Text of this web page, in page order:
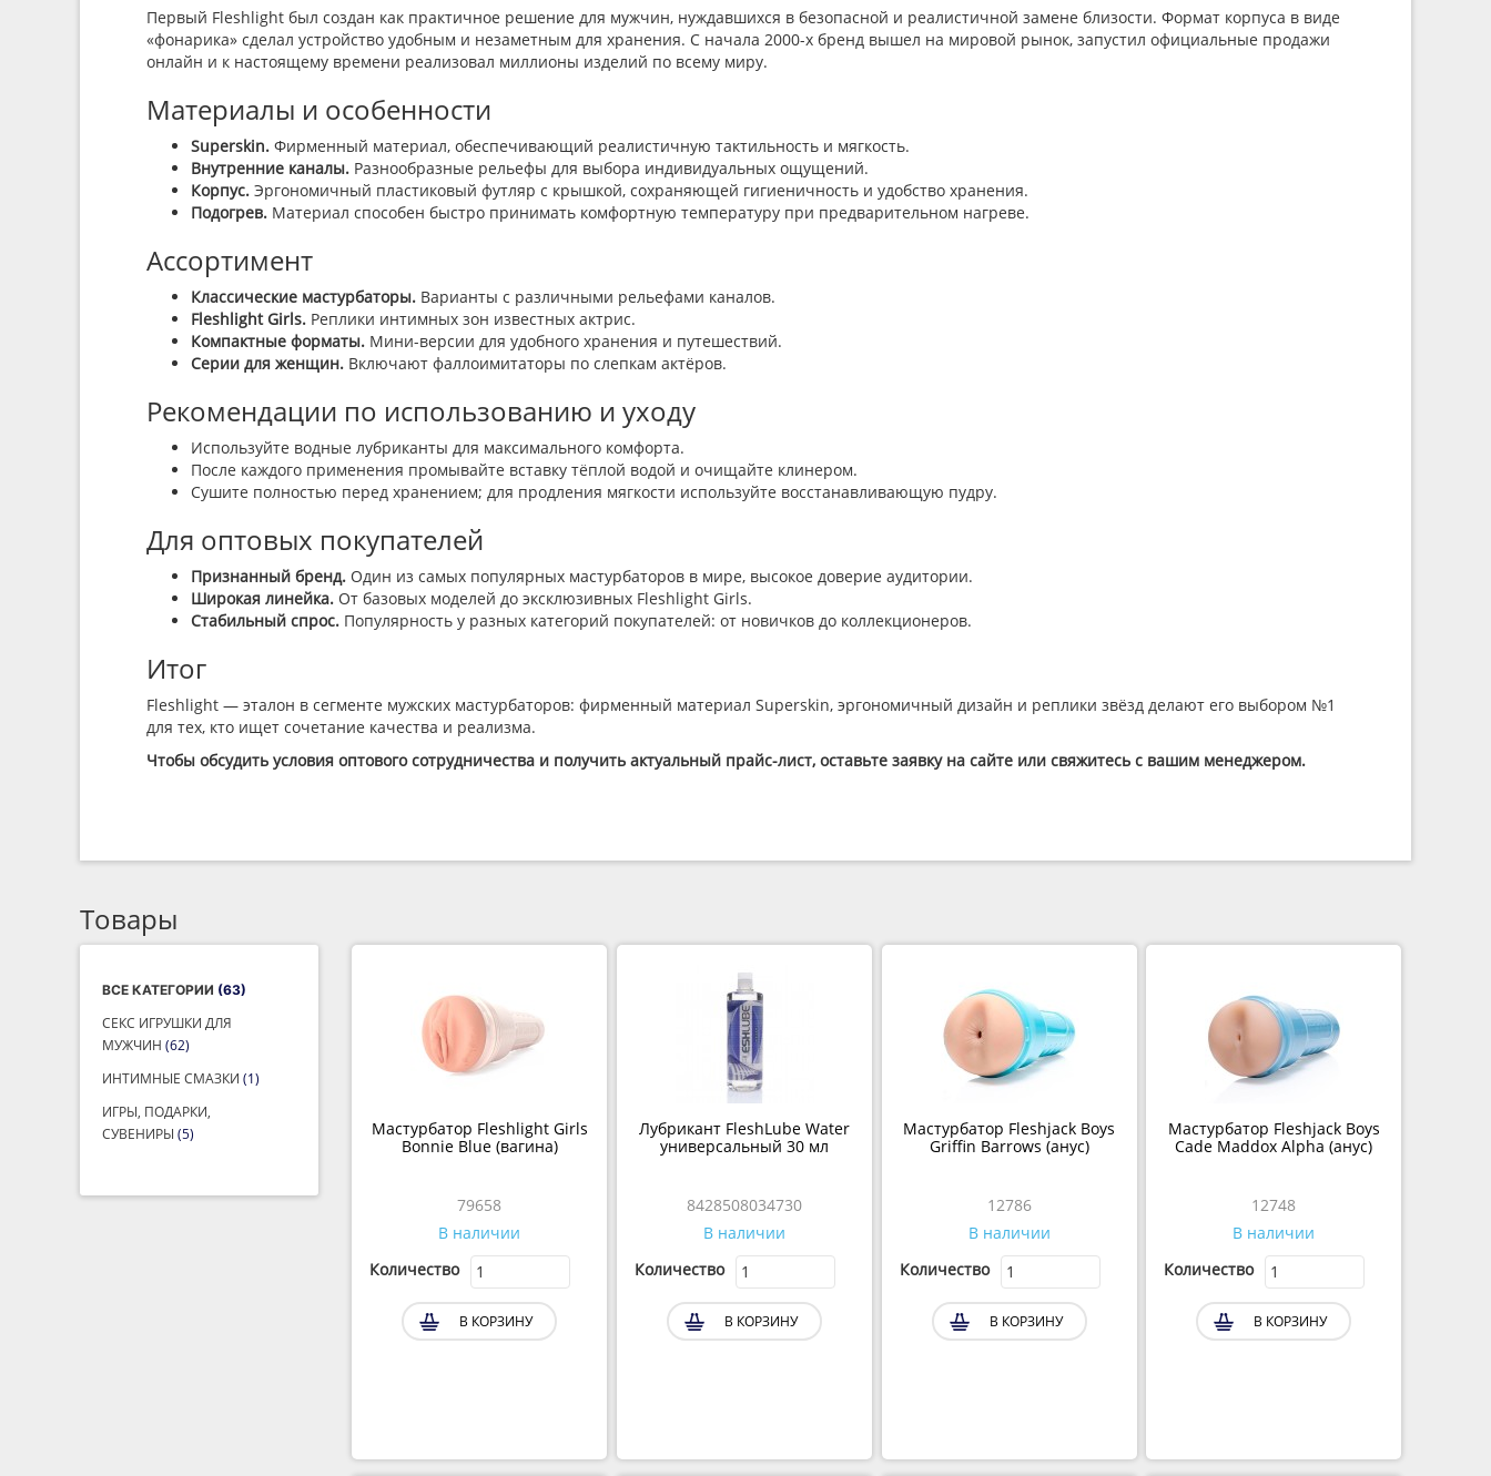
Первый Fleshlight был создан как практичное решение для мужчин, нуждавшихся в безопасной и реалистичной замене близости. Формат корпуса в виде
«фонарика» сделал устройство удобным и незаметным для хранения. С начала 2000-х бренд вышел на мировой рынок, запустил официальные продажи
онлайн и к настоящему времени реализовал миллионы изделий по всему миру.
Материалы и особенности
Superskin. Фирменный материал, обеспечивающий реалистичную тактильность и мягкость.
Внутренние каналы. Разнообразные рельефы для выбора индивидуальных ощущений.
Корпус. Эргономичный пластиковый футляр с крышкой, сохраняющей гигиеничность и удобство хранения.
Подогрев. Материал способен быстро принимать комфортную температуру при предварительном нагреве.
Ассортимент
Классические мастурбаторы. Варианты с различными рельефами каналов.
Fleshlight Girls. Реплики интимных зон известных актрис.
Компактные форматы. Мини-версии для удобного хранения и путешествий.
Серии для женщин. Включают фаллоимитаторы по слепкам актёров.
Рекомендации по использованию и уходу
Используйте водные лубриканты для максимального комфорта.
После каждого применения промывайте вставку тёплой водой и очищайте клинером.
Сушите полностью перед хранением; для продления мягкости используйте восстанавливающую пудру.
Для оптовых покупателей
Признанный бренд. Один из самых популярных мастурбаторов в мире, высокое доверие аудитории.
Широкая линейка. От базовых моделей до эксклюзивных Fleshlight Girls.
Стабильный спрос. Популярность у разных категорий покупателей: от новичков до коллекционеров.
Итог
Fleshlight — эталон в сегменте мужских мастурбаторов: фирменный материал Superskin, эргономичный дизайн и реплики звёзд делают его выбором №1
для тех, кто ищет сочетание качества и реализма.
Чтобы обсудить условия оптового сотрудничества и получить актуальный прайс-лист, оставьте заявку на сайте или свяжитесь с вашим менеджером.
Товары
ВСЕ КАТЕГОРИИ (63)
СЕКС ИГРУШКИ ДЛЯ
МУЖЧИН (62)
ИНТИМНЫЕ СМАЗКИ (1)
ИГРЫ, ПОДАРКИ,
СУВЕНИРЫ (5)
Мастурбатор Fleshlight Girls
Bonnie Blue (вагина)
79658
В наличии
Количество
В КОРЗИНУ
Лубрикант FleshLube Water
универсальный 30 мл
8428508034730
В наличии
Количество
В КОРЗИНУ
Мастурбатор Fleshjack Boys
Griffin Barrows (анус)
12786
В наличии
Количество
В КОРЗИНУ
Мастурбатор Fleshjack Boys
Cade Maddox Alpha (анус)
12748
В наличии
Количество
В КОРЗИНУ